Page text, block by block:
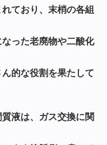
ており、末梢の各組
った老廃物や二酸化
的な役割を果たして
液は、ガス交換に関